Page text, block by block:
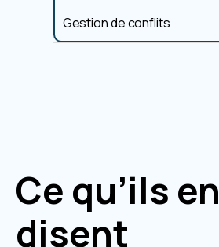
Gestion de conflits
Ce qu’ils en
disent